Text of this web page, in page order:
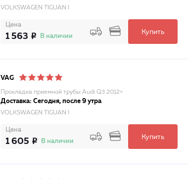
VOLKSWAGEN TIGUAN I
Цена
1 563 В наличии
Купить
VAG
Прокладка приемной трубы Audi Q3 2012>
Доставка: Сегодня, после 9 утра
VOLKSWAGEN TIGUAN I
Цена
1 605 В наличии
Купить